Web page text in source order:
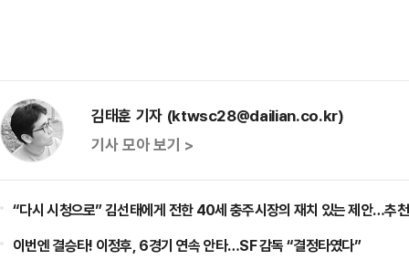
김태훈 기자 (ktwsc28@dailian.co.kr)
기사 모아 보기 >
“다시 시청으로” 김선태에게 전한 40세 충주시장의 재치 있는 제안…추
이번엔 결승타! 이정후, 6경기 연속 안타…SF 감독 “결정타였다”